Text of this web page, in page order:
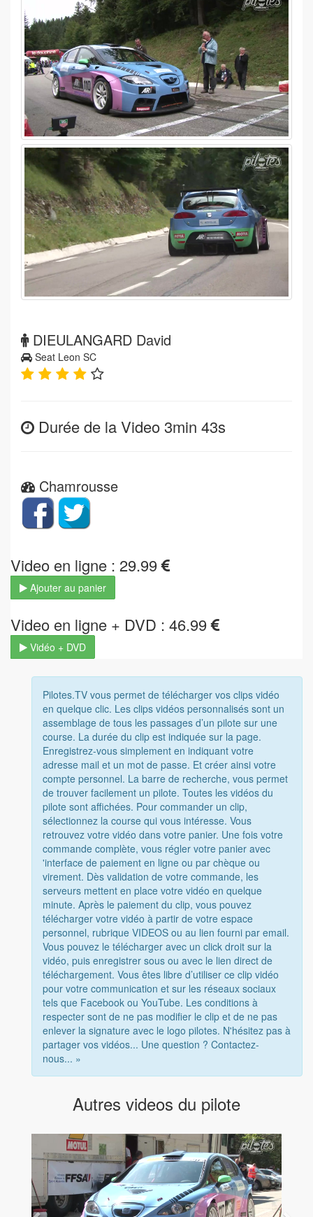
DIEULANGARD David
Seat Leon SC
Durée de la Video 3min 43s
Chamrousse
Video en ligne : 29.99
Ajouter au panier
Video en ligne + DVD : 46.99
Vidéo + DVD
Pilotes.TV vous permet de télécharger vos clips vidéo
en quelque clic. Les clips vidéos personnalisés sont un
assemblage de tous les passages d’un pilote sur une
course. La durée du clip est indiquée sur la page.
Enregistrez-vous simplement en indiquant votre
adresse mail et un mot de passe. Et créer ainsi votre
compte personnel. La barre de recherche, vous permet
de trouver facilement un pilote. Toutes les vidéos du
pilote sont affichées. Pour commander un clip,
sélectionnez la course qui vous intéresse. Vous
retrouvez votre vidéo dans votre panier. Une fois votre
commande complète, vous régler votre panier avec
'interface de paiement en ligne ou par chèque ou
virement. Dès validation de votre commande, les
serveurs mettent en place votre vidéo en quelque
minute. Après le paiement du clip, vous pouvez
télécharger votre vidéo à partir de votre espace
personnel, rubrique VIDEOS ou au lien fourni par email.
Vous pouvez le télécharger avec un click droit sur la
vidéo, puis enregistrer sous ou avec le lien direct de
téléchargement. Vous êtes libre d’utiliser ce clip vidéo
pour votre communication et sur les réseaux sociaux
tels que Facebook ou YouTube. Les conditions à
respecter sont de ne pas modifier le clip et de ne pas
enlever la signature avec le logo pilotes. N'hésitez pas à
partager vos vidéos... Une question ? Contactez-
nous... »
Autres videos du pilote